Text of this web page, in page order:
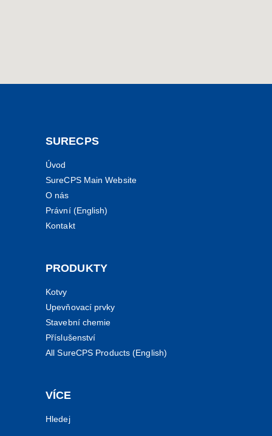
SURECPS
Úvod
SureCPS Main Website
O nás
Právní (English)
Kontakt
PRODUKTY
Kotvy
Upevňovací prvky
Stavební chemie
Příslušenství
All SureCPS Products (English)
VÍCE
Hledej